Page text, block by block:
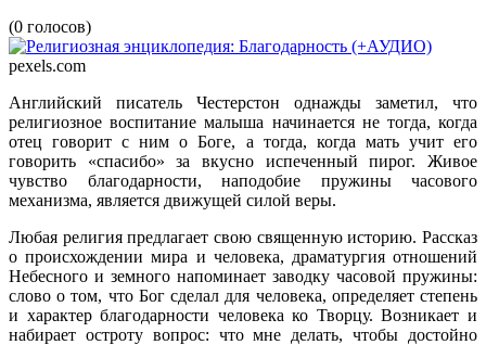
(0 голосов)
pexels.com
Английский писатель Честерстон однажды заметил, что
религиозное воспитание малыша начинается не тогда, когда
отец говорит с ним о Боге, а тогда, когда мать учит его
говорить «спасибо» за вкусно испеченный пирог. Живое
чувство благодарности, наподобие пружины часового
механизма, является движущей силой веры.
Любая религия предлагает свою священную историю. Рассказ
о происхождении мира и человека, драматургия отношений
Небесного и земного напоминает заводку часовой пружины:
слово о том, что Бог сделал для человека, определяет степень
и характер благодарности человека ко Творцу. Возникает и
набирает остроту вопрос: что мне делать, чтобы достойно